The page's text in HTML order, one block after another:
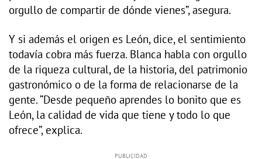
orgullo de compartir de dónde vienes”, asegura.
Y si además el origen es León, dice, el sentimiento
todavía cobra más fuerza. Blanca habla con orgullo
de la riqueza cultural, de la historia, del patrimonio
gastronómico o de la forma de relacionarse de la
gente. “Desde pequeño aprendes lo bonito que es
León, la calidad de vida que tiene y todo lo que
ofrece”, explica.